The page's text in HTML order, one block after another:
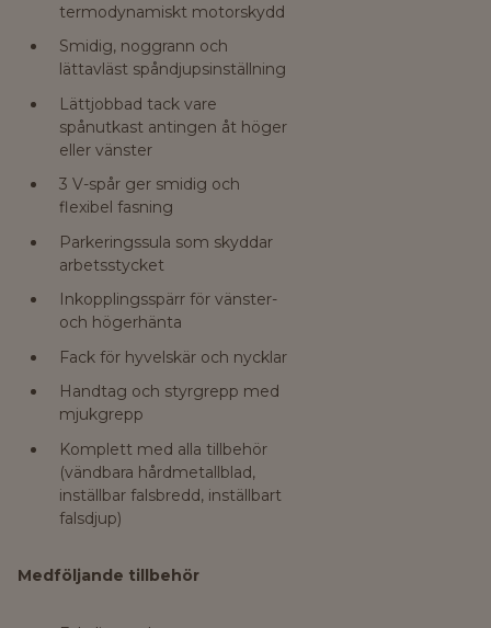
termodynamiskt motorskydd
Smidig, noggrann och
lättavläst spåndjupsinställning
Lättjobbad tack vare
spånutkast antingen åt höger
eller vänster
3 V-spår ger smidig och
flexibel fasning
Parkeringssula som skyddar
arbetsstycket
Inkopplingsspärr för vänster-
och högerhänta
Fack för hyvelskär och nycklar
Handtag och styrgrepp med
mjukgrepp
Komplett med alla tillbehör
(vändbara hårdmetallblad,
inställbar falsbredd, inställbart
falsdjup)
Medföljande tillbehör